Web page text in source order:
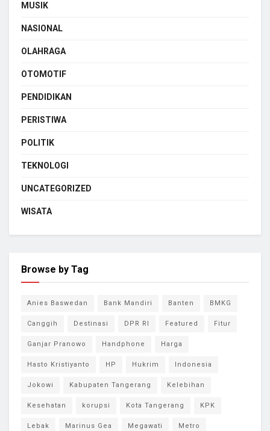
MUSIK
NASIONAL
OLAHRAGA
OTOMOTIF
PENDIDIKAN
PERISTIWA
POLITIK
TEKNOLOGI
UNCATEGORIZED
WISATA
Browse by Tag
Anies Baswedan Bank Mandiri Banten BMKG
Canggih Destinasi DPR RI Featured Fitur
Ganjar Pranowo Handphone Harga
Hasto Kristiyanto HP Hukrim Indonesia
Jokowi Kabupaten Tangerang Kelebihan
Kesehatan korupsi Kota Tangerang KPK
Lebak Marinus Gea Megawati Metro